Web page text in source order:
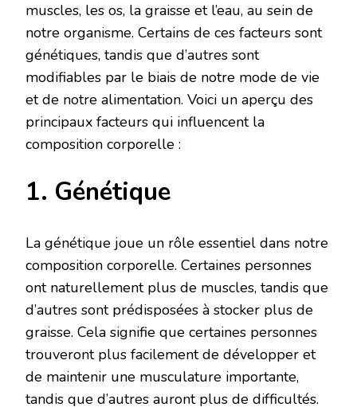
muscles, les os, la graisse et l’eau, au sein de
notre organisme. Certains de ces facteurs sont
génétiques, tandis que d’autres sont
modifiables par le biais de notre mode de vie
et de notre alimentation. Voici un aperçu des
principaux facteurs qui influencent la
composition corporelle :
1. Génétique
La génétique joue un rôle essentiel dans notre
composition corporelle. Certaines personnes
ont naturellement plus de muscles, tandis que
d’autres sont prédisposées à stocker plus de
graisse. Cela signifie que certaines personnes
trouveront plus facilement de développer et
de maintenir une musculature importante,
tandis que d’autres auront plus de difficultés.